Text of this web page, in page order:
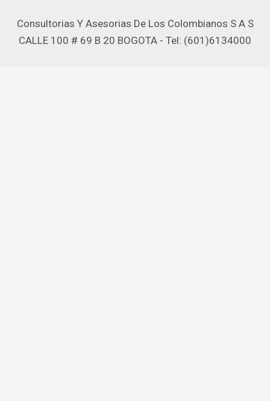
Consultorias Y Asesorias De Los Colombianos S A S
CALLE 100 # 69 B 20 BOGOTA - Tel: (601)6134000